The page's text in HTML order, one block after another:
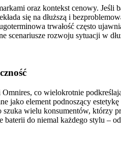
oraz kontekst cenowy.
się na dłuższą i
trwałość często
scenariusze rozwoju sytuacji w
co wielokrotnie
jako element podnoszący
szuka wielu konsumentów,
do niemal każdego stylu –